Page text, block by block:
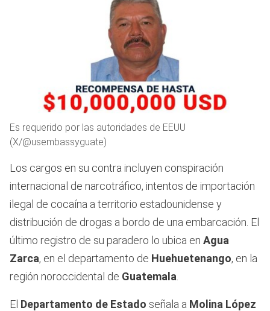
Es requerido por las autoridades de EEUU
(X/@usembassyguate)
Los cargos en su contra incluyen conspiración
internacional de narcotráfico, intentos de importación
ilegal de cocaína a territorio estadounidense y
distribución de drogas a bordo de una embarcación. El
último registro de su paradero lo ubica en Agua
Zarca, en el departamento de Huehuetenango, en la
región noroccidental de Guatemala
El Departamento de Estado señala a Molina López